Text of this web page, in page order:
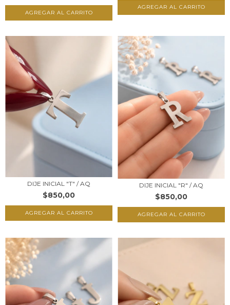
DIJE INICIAL "T" / AQ
$850,00
DIJE INICIAL "R" / AQ
$850,00